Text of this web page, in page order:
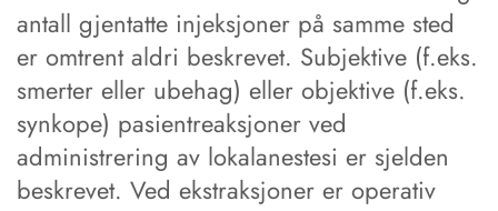
antall gjentatte injeksjoner på samme sted
er omtrent aldri beskrevet. Subjektive (f.eks.
smerter eller ubehag) eller objektive (f.eks.
synkope) pasientreaksjoner ved
administrering av lokalanestesi er sjelden
beskrevet. Ved ekstraksjoner er operativ